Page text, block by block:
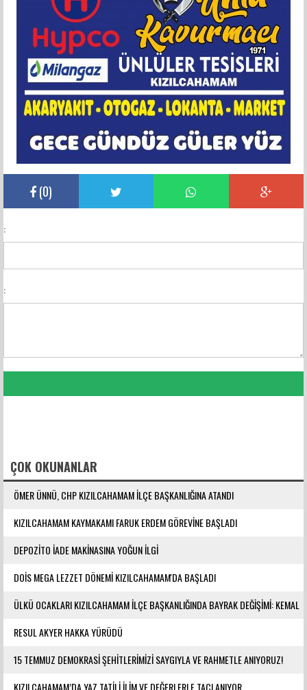
(0)
:
:
ÇOK OKUNANLAR
ÖMER ÜNNÜ, CHP KIZILCAHAMAM İLÇE BAŞKANLIĞINA ATANDI
KIZILCAHAMAM KAYMAKAMI FARUK ERDEM GÖREVİNE BAŞLADI
DEPOZİTO İADE MAKİNASINA YOĞUN İLGİ
DOİS MEGA LEZZET DÖNEMİ KIZILCAHAMAM'DA BAŞLADI
ÜLKÜ OCAKLARI KIZILCAHAMAM İLÇE BAŞKANLIĞINDA BAYRAK DEĞİŞİMİ: KEMAL
YILMAZ GÖREVE ATANDI
RESUL AKYER HAKKA YÜRÜDÜ
15 TEMMUZ DEMOKRASİ ŞEHİTLERİMİZİ SAYGIYLA VE RAHMETLE ANIYORUZ!
KIZILCAHAMAM’DA YAZ TATİLİ İLİM VE DEĞERLERLE TAÇLANIYOR